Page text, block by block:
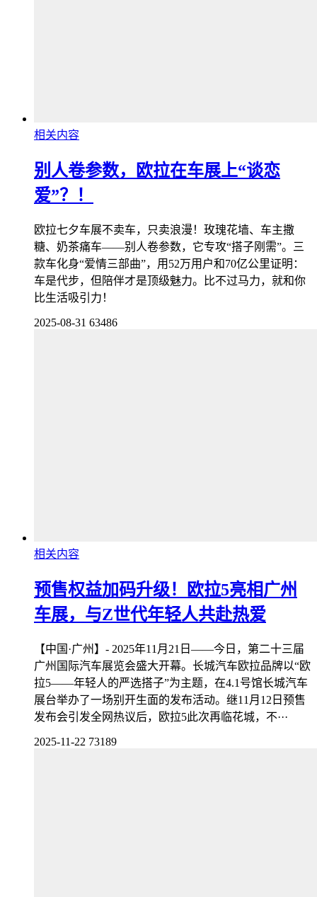
相关内容
别人卷参数，欧拉在车展上“谈恋
爱”？！
欧拉七夕车展不卖车，只卖浪漫！玫瑰花墙、车主撒
糖、奶茶痛车——别人卷参数，它专攻“搭子刚需”。三
款车化身“爱情三部曲”，用52万用户和70亿公里证明：
车是代步，但陪伴才是顶级魅力。比不过马力，就和你
比生活吸引力！
2025-08-31 63486
相关内容
预售权益加码升级！欧拉5亮相广州
车展，与Z世代年轻人共赴热爱
【中国·广州】- 2025年11月21日——今日，第二十三届
广州国际汽车展览会盛大开幕。长城汽车欧拉品牌以“欧
拉5——年轻人的严选搭子”为主题，在4.1号馆长城汽车
展台举办了一场别开生面的发布活动。继11月12日预售
发布会引发全网热议后，欧拉5此次再临花城，不···
2025-11-22 73189